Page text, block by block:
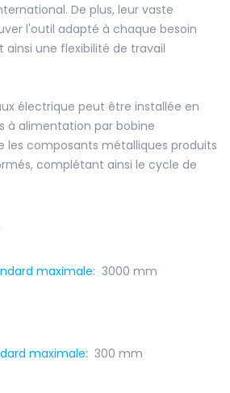
De plus, leur vaste
l'outil adapté à chaque besoin
ainsi une flexibilité de travail
électrique peut être installée en
à alimentation par bobine
les composants métalliques produits
complétant ainsi le cycle de
maximale: 3000 mm
maximale: 300 mm